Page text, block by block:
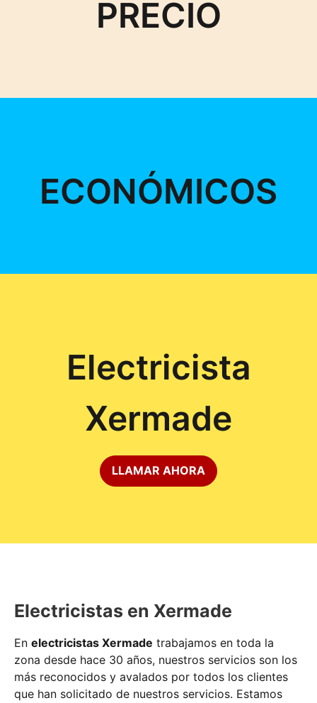
PRECIO
ECONÓMICOS
Electricista
Xermade
LLAMAR AHORA
Electricistas en Xermade
En electricistas Xermade trabajamos en toda la
zona desde hace 30 años, nuestros servicios son los
más reconocidos y avalados por todos los clientes
que han solicitado de nuestros servicios. Estamos